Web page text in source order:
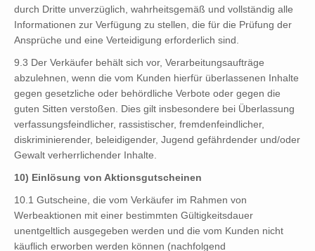
durch Dritte unverzüglich, wahrheitsgemäß und vollständig alle
Informationen zur Verfügung zu stellen, die für die Prüfung der
Ansprüche und eine Verteidigung erforderlich sind.
9.3 Der Verkäufer behält sich vor, Verarbeitungsaufträge
abzulehnen, wenn die vom Kunden hierfür überlassenen Inhalte
gegen gesetzliche oder behördliche Verbote oder gegen die
guten Sitten verstoßen. Dies gilt insbesondere bei Überlassung
verfassungsfeindlicher, rassistischer, fremdenfeindlicher,
diskriminierender, beleidigender, Jugend gefährdender und/oder
Gewalt verherrlichender Inhalte.
10) Einlösung von Aktionsgutscheinen
10.1 Gutscheine, die vom Verkäufer im Rahmen von
Werbeaktionen mit einer bestimmten Gültigkeitsdauer
unentgeltlich ausgegeben werden und die vom Kunden nicht
käuflich erworben werden können (nachfolgend